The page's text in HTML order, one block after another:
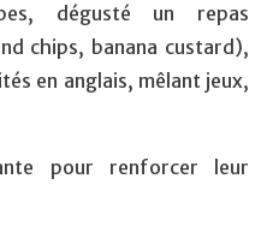
dégusté un repas
chips, banana custard),
en anglais, mêlant jeux,
pour renforcer leur